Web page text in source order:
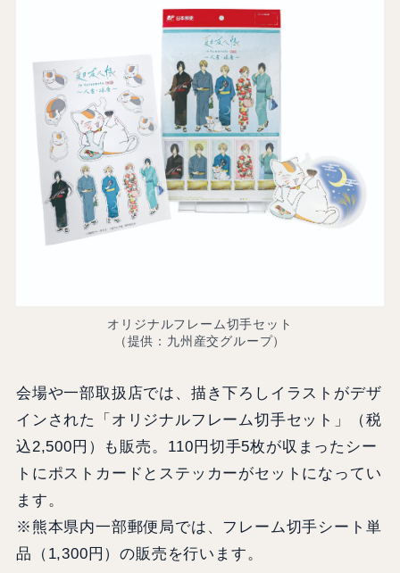
オリジナルフレーム切手セット
（提供：九州産交グループ）
会場や一部取扱店では、描き下ろしイラストがデザ
インされた「オリジナルフレーム切手セット」（税
込2,500円）も販売。110円切手5枚が収まったシー
トにポストカードとステッカーがセットになってい
ます。
※熊本県内一部郵便局では、フレーム切手シート単
品（1,300円）の販売を行います。